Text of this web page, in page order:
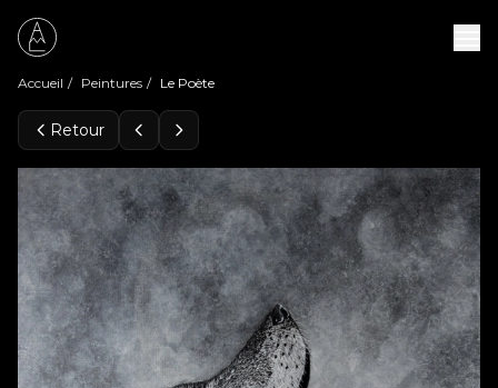
Expositions
À propos
Contact
Accueil / Peintures / Le Poète
Retour